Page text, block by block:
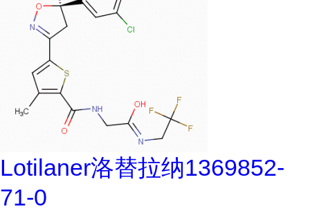
Lotilaner洛替拉纳1369852-
71-0